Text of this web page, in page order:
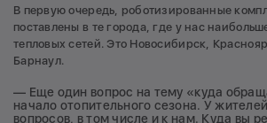
В первую очередь, роботизированные
поставлены в те города, где у нас
тепловых сетей. Это Новосибирск,
Барнаул.
— Еще один вопрос на тему «куда
начало отопительного сезона. У
вопросов, в том числе и к нам. Куда вы